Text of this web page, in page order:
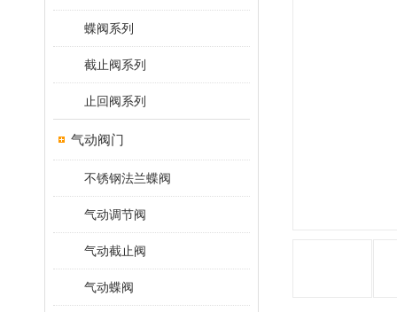
蝶阀系列
截止阀系列
止回阀系列
气动阀门
不锈钢法兰蝶阀
气动调节阀
气动截止阀
气动蝶阀